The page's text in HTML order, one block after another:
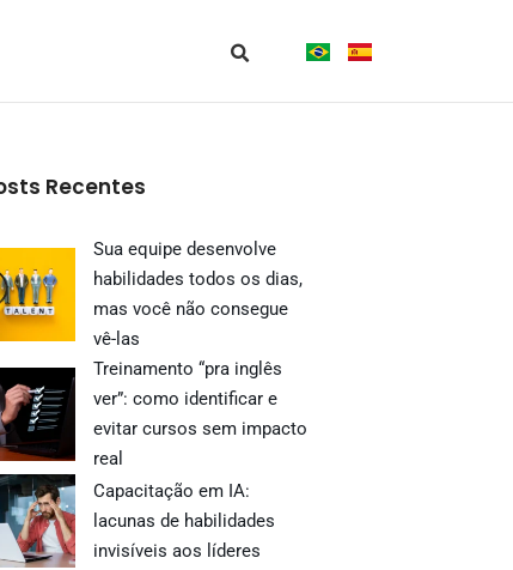
Recentes
Sua equipe desenvolve
habilidades todos os dias,
mas você não consegue
vê-las
Treinamento “pra inglês
ver”: como identificar e
evitar cursos sem impacto
real
Capacitação em IA:
lacunas de habilidades
invisíveis aos líderes